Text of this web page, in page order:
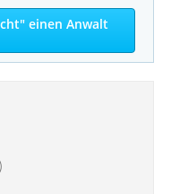
einen Anwalt